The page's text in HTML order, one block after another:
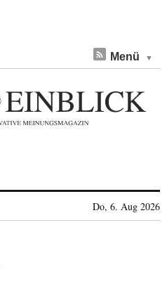
Menü
Do, 6. Aug 2026